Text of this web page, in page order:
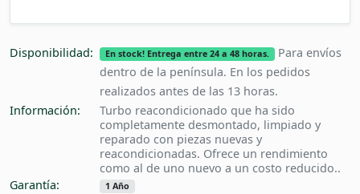
Disponibilidad: En stock! Entrega entre 24 a 48 horas.
Para envíos
dentro de la península. En los pedidos
realizados antes de las 13 horas.
Información:
Turbo reacondicionado que ha sido
completamente desmontado, limpiado y
reparado con piezas nuevas y
reacondicionadas. Ofrece un rendimiento
como al de uno nuevo a un costo reducido..
Garantía:
1 Año